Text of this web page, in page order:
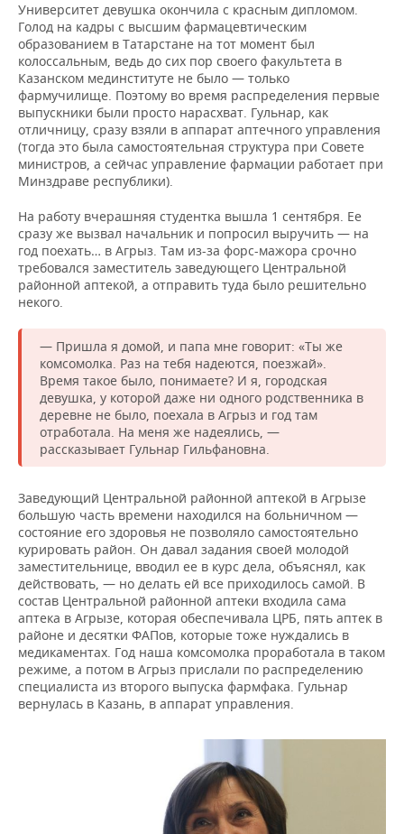
Университет девушка окончила с красным дипломом.
Голод на кадры с высшим фармацевтическим
образованием в Татарстане на тот момент был
колоссальным, ведь до сих пор своего факультета в
Казанском мединституте не было — только
фармучилище. Поэтому во время распределения первые
выпускники были просто нарасхват. Гульнар, как
отличницу, сразу взяли в аппарат аптечного управления
(тогда это была самостоятельная структура при Совете
министров, а сейчас управление фармации работает при
Минздраве республики).
На работу вчерашняя студентка вышла 1 сентября. Ее
сразу же вызвал начальник и попросил выручить — на
год поехать… в Агрыз. Там из-за форс-мажора срочно
требовался заместитель заведующего Центральной
районной аптекой, а отправить туда было решительно
некого.
— Пришла я домой, и папа мне говорит: «Ты же
комсомолка. Раз на тебя надеются, поезжай».
Время такое было, понимаете? И я, городская
девушка, у которой даже ни одного родственника в
деревне не было, поехала в Агрыз и год там
отработала. На меня же надеялись, —
рассказывает Гульнар Гильфановна.
Заведующий Центральной районной аптекой в Агрызе
большую часть времени находился на больничном —
состояние его здоровья не позволяло самостоятельно
курировать район. Он давал задания своей молодой
заместительнице, вводил ее в курс дела, объяснял, как
действовать, — но делать ей все приходилось самой. В
состав Центральной районной аптеки входила сама
аптека в Агрызе, которая обеспечивала ЦРБ, пять аптек в
районе и десятки ФАПов, которые тоже нуждались в
медикаментах. Год наша комсомолка проработала в таком
режиме, а потом в Агрыз прислали по распределению
специалиста из второго выпуска фармфака. Гульнар
вернулась в Казань, в аппарат управления.